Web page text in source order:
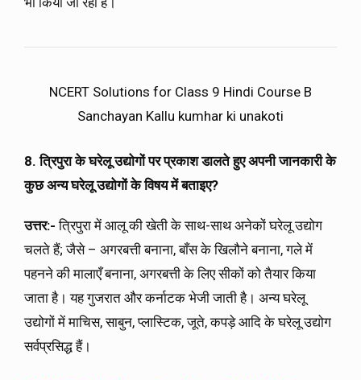
NCERT Solutions for Class 9 Hindi Course B
Sanchayan Kallu kumhar ki unakoti
8. त्रिपुरा के घरेलू उद्योगों पर प्रकाश डालते हुए अपनी जानकारी के
कुछ अन्य घरेलू उद्योगों के विषय में बताइए?
उत्तर:-त्रिपुरा में आलू की खेती के साथ-साथ अनेकों घरेलू उद्योग
चलते हैं; जैसे – अगरबत्ती बनाना, बाँस के खिलौने बनाना, गले में
पहनने की मालाएँ बनाना, अगरबत्ती के लिए सीकों को तैयार किया
जाता है। यह गुजरात और कर्नाटक भेजी जाती है। अन्य घरेलू
उद्योगों में माचिस, साबुन, प्लास्टिक, जूते, कपड़े आदि के घरेलू उद्योग
सर्वप्रसिद्ध हैं।